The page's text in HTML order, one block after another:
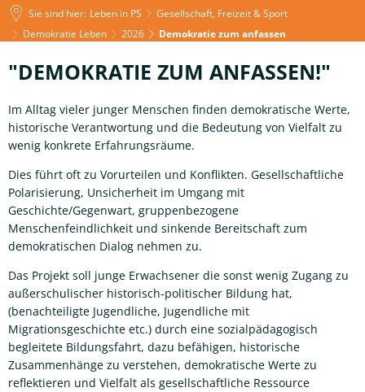
Sie sind hier: Leben in PS
Gesellschaft, Freizeit & Sport
Demokratie Leben
2026 Demokratie zum anfassen
Demokratie
zum
anfassen
"DEMOKRATIE ZUM ANFASSEN!"
Im Alltag vieler junger Menschen finden demokratische Werte,
historische Verantwortung und die Bedeutung von Vielfalt zu
wenig konkrete Erfahrungsräume.
Dies führt oft zu Vorurteilen und Konflikten. Gesellschaftliche
Polarisierung, Unsicherheit im Umgang mit
Geschichte/Gegenwart, gruppenbezogene
Menschenfeindlichkeit und sinkende Bereitschaft zum
demokratischen Dialog nehmen zu.
Das Projekt soll junge Erwachsener die sonst wenig Zugang zu
außerschulischer historisch-politischer Bildung hat,
(benachteiligte Jugendliche, Jugendliche mit
Migrationsgeschichte etc.) durch eine sozialpädagogisch
begleitete Bildungsfahrt, dazu befähigen, historische
Zusammenhänge zu verstehen, demokratische Werte zu
reflektieren und Vielfalt als gesellschaftliche Ressource